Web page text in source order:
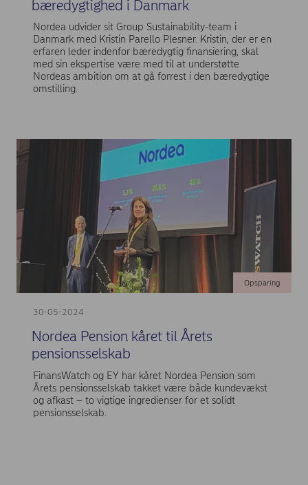
bæredygtighed i Danmark
Nordea udvider sit Group Sustainability-team i
Danmark med Kristin Parello Plesner. Kristin, der er en
erfaren leder indenfor bæredygtig finansiering, skal
med sin ekspertise være med til at understøtte
Nordeas ambition om at gå forrest i den bæredygtige
omstilling.
30-05-2024
Opsparing
Nordea Pension kåret til Årets
pensionsselskab
FinansWatch og EY har kåret Nordea Pension som
Årets pensionsselskab takket være både kundevækst
og afkast – to vigtige ingredienser for et solidt
pensionsselskab.